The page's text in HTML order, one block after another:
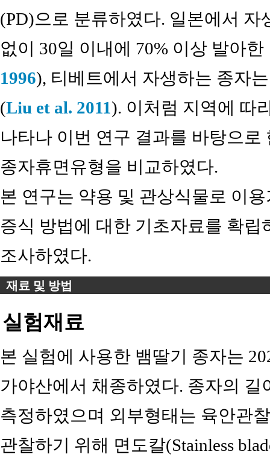
(PD)으로 분류하였다. 일본에서
없이 30일 이내에 70% 이상 발아한
1996), 티베트에서 자생하는 종자
(Liu et al. 2011). 이처럼 지역에 따
나타나 이번 연구 결과를 바탕으
종자휴면유형을 비교하였다.
본 연구는 약용 및 관상식물로 이
증식 방법에 대한 기초자료를 확
조사하였다.
재료 및 방법
실험재료
본 실험에 사용한 뱀딸기 종자는
가야산에서 채종하였다. 종자의
측정하였으며 외부형태는 육안관
관찰하기 위해 면도칼(Stainless